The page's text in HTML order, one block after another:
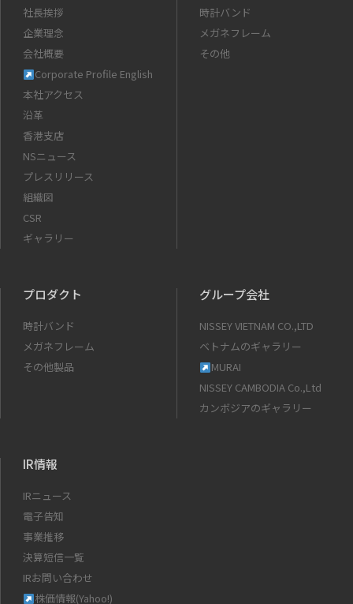
社長挨拶
企業理念
会社概要
Corporate Profile English
本社アクセス
沿革
香港支店
NSニュース
プレスリリース
組織図
CSR
ギャラリー
時計バンド
メガネフレーム
その他
プロダクト
時計バンド
メガネフレーム
その他製品
グループ会社
NISSEY VIETNAM CO.,LTD
ベトナムのギャラリー
MURAI
NISSEY CAMBODIA Co.,Ltd
カンボジアのギャラリー
IR情報
IRニュース
電子告知
事業推移
決算短信一覧
IRお問い合わせ
株価情報(Yahoo!)